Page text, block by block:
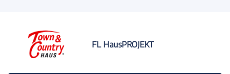
FL HausPROJEKT